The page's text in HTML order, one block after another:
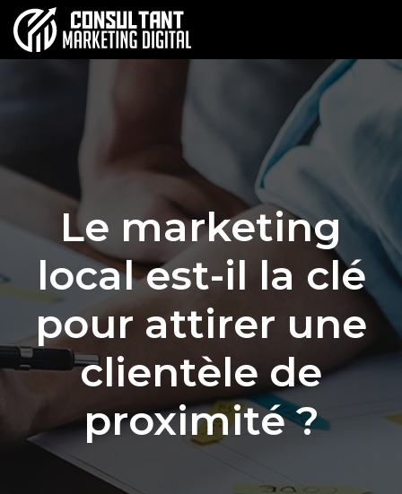
Le marketing
local est-il la clé
pour attirer une
clientèle de
proximité ?